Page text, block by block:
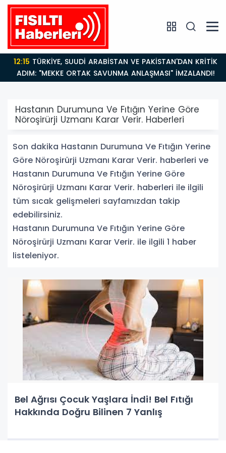
12:15TÜRKİYE, SUUDİ ARABİSTAN VE PAKİSTAN'DAN KRİTİK
ADIM: "MEKKE ORTAK SAVUNMA ANLAŞMASI" İMZALANDI!
Hastanın Durumuna Ve Fıtığın Yerine Göre
Nöroşirürji Uzmanı Karar Verir. Haberleri
Son dakika Hastanın Durumuna Ve Fıtığın Yerine
Göre Nöroşirürji Uzmanı Karar Verir. haberleri ve
Hastanın Durumuna Ve Fıtığın Yerine Göre
Nöroşirürji Uzmanı Karar Verir. haberleri ile ilgili
tüm sıcak gelişmeleri sayfamızdan takip
edebilirsiniz.
Hastanın Durumuna Ve Fıtığın Yerine Göre
Nöroşirürji Uzmanı Karar Verir. ile ilgili 1 haber
listeleniyor.
Bel Ağrısı Çocuk Yaşlara İndi! Bel Fıtığı
Hakkında Doğru Bilinen 7 Yanlış